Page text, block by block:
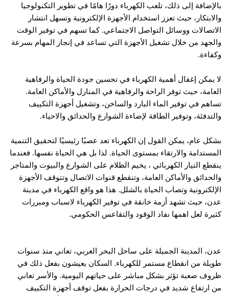
بالإضافة إلى ذلك، تلعب الكهرباء دورًا هامًا في تطوير التكنولوجيا
والابتكار، حيث تعزز استخدام الأجهزة الإلكترونية وتسهل انتشار
الاتصالات ووسائل التواصل الاجتماعي. كما تسهم في توفير الوقت
والجهد من خلال تشغيل الأجهزة التي تساعد في إنجاز المهام بسرعة
وكفاءة.
لا يمكن إغفال أهمية الكهرباء في تحسين جودة الحياة والرفاهية
العامة، حيث توفر الراحة والرفاهية في المنازل والأماكن العامة.
تساهم في توفير الماء البارد والساخن، وتشغيل أجهزة التكييف
والتدفئة، وتوفير الطاقة لإضاءة الشوارع والحدائق والاحياء.
بشكل عام، يمكن القول إن الكهرباء تعد عصبًا رئيسيًا لتحقيق التنمية
المستدامة والارتقاء بمستوى الحياة. لذا بل هي الحياة نفسها. فعندما
ينقطع التيار الكهربائي ، يخيم الظلام على الشوارع والبيوت والمتاجر
والحدائق والأماكن العامة، وتنقطع قنوات الاتصال وتتوقف الأجهزة
الإلكترونية وتصاب الحياة بالشلل. هذا هو واقع الكهرباء في مدينة
عدن، حيث تشهد أزمة خانقة في توفير الكهرباء لاسباب ومبررات
كثيرة لعل اهمها نفاد الوقود والتقاعس الحكومي.
عدن، المدينة الجميلة على ساحل البحر العربي، تعاني منذ سنوات
طويلة من انقطاع مستمر للكهرباء. السكان يعيشون بفعل ذلك في
ظروف صعبة تؤثر بشكل مباشر على حياتهم اليومية. والأسر تعاني
من ارتفاع شديد في درجات الحرارة بفعل توقف أجهزة التكييف